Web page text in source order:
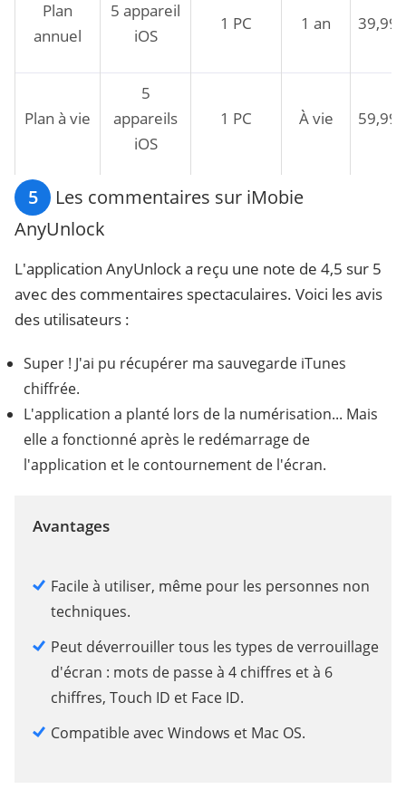
Plan
annuel
5 appareil
iOS
1 PC 1 an 39,99€
Plan à vie
5
appareils
iOS
1 PC À vie 59,99€
5
Les commentaires sur iMobie
AnyUnlock
L'application AnyUnlock a reçu une note de 4,5 sur 5
avec des commentaires spectaculaires. Voici les avis
des utilisateurs :
Super ! J'ai pu récupérer ma sauvegarde iTunes
chiffrée.
L'application a planté lors de la numérisation... Mais
elle a fonctionné après le redémarrage de
l'application et le contournement de l'écran.
Avantages
Facile à utiliser, même pour les personnes non
techniques.
Peut déverrouiller tous les types de verrouillage
d'écran : mots de passe à 4 chiffres et à 6
chiffres, Touch ID et Face ID.
Compatible avec Windows et Mac OS.